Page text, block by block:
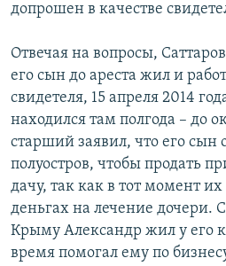
допрошен в качестве
Отвечая на вопросы,
его сын до ареста жил и
свидетеля, 15 апреля 2014
находился там полгода – до
старший заявил, что его сын
полуостров, чтобы продать
дачу, так как в тот момент
деньгах на лечение дочери.
Крыму Александр жил у его
время помогал ему по